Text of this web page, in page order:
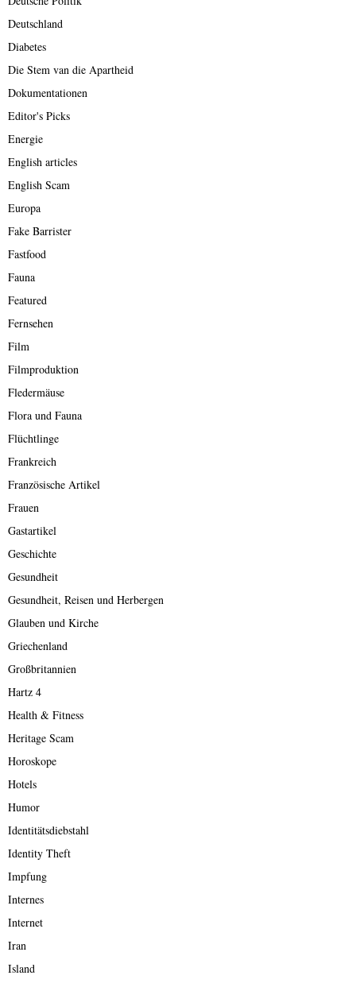
Deutschland
Diabetes
Die Stem van die Apartheid
Dokumentationen
Editor's Picks
Energie
English articles
English Scam
Europa
Fake Barrister
Fastfood
Fauna
Featured
Fernsehen
Film
Filmproduktion
Fledermäuse
Flora und Fauna
Flüchtlinge
Frankreich
Französische Artikel
Frauen
Gastartikel
Geschichte
Gesundheit
Gesundheit, Reisen und Herbergen
Glauben und Kirche
Griechenland
Großbritannien
Hartz 4
Health & Fitness
Heritage Scam
Horoskope
Hotels
Humor
Identitätsdiebstahl
Identity Theft
Impfung
Internes
Internet
Iran
Island